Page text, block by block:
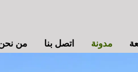
من اتصل بنا مدونة